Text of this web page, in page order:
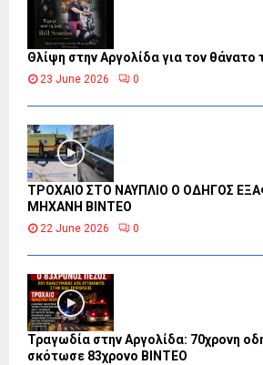
Θλίψη στην Αργολίδα για τον
23 June 2026 0
ΤΡΟΧΑΙΟ ΣΤΟ ΝΑΥΠΛΙΟ Ο ΟΔΗΓΟΣ
ΜΗΧΑΝΗ ΒΙΝΤΕΟ
22 June 2026 0
Τραγωδία στην Αργολίδα: 70χρονη
σκότωσε 83χρονο ΒΙΝΤΕΟ